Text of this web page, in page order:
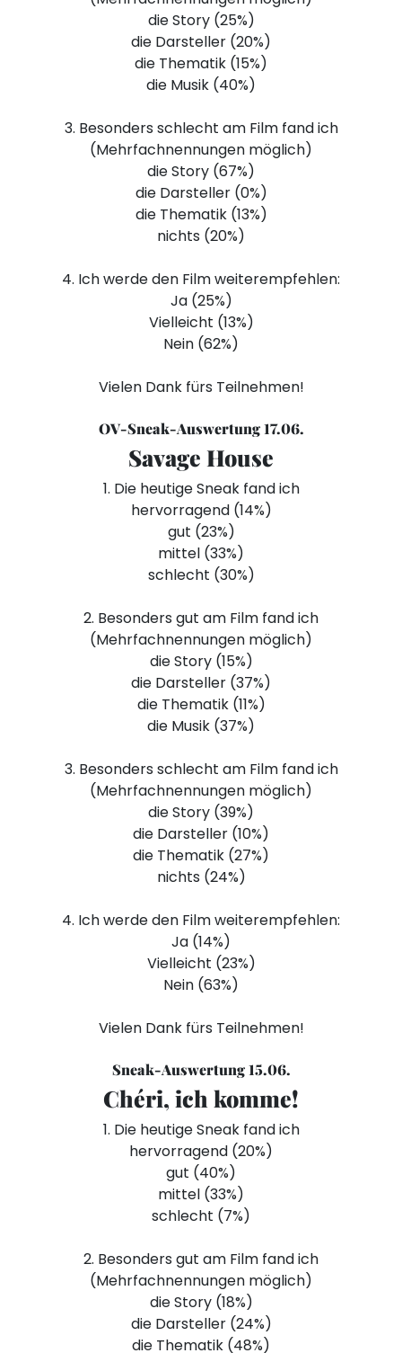
die Story (25%)
die Darsteller (20%)
die Thematik (15%)
die Musik (40%)
3. Besonders schlecht am Film fand ich
(Mehrfachnennungen möglich)
die Story (67%)
die Darsteller (0%)
die Thematik (13%)
nichts (20%)
4. Ich werde den Film weiterempfehlen:
Ja (25%)
Vielleicht (13%)
Nein (62%)
Vielen Dank fürs Teilnehmen!
OV-Sneak-Auswertung 17.06.
Savage House
1. Die heutige Sneak fand ich
hervorragend (14%)
gut (23%)
mittel (33%)
schlecht (30%)
2. Besonders gut am Film fand ich
(Mehrfachnennungen möglich)
die Story (15%)
die Darsteller (37%)
die Thematik (11%)
die Musik (37%)
3. Besonders schlecht am Film fand ich
(Mehrfachnennungen möglich)
die Story (39%)
die Darsteller (10%)
die Thematik (27%)
nichts (24%)
4. Ich werde den Film weiterempfehlen:
Ja (14%)
Vielleicht (23%)
Nein (63%)
Vielen Dank fürs Teilnehmen!
Sneak-Auswertung 15.06.
Chéri, ich komme!
1. Die heutige Sneak fand ich
hervorragend (20%)
gut (40%)
mittel (33%)
schlecht (7%)
2. Besonders gut am Film fand ich
(Mehrfachnennungen möglich)
die Story (18%)
die Darsteller (24%)
die Thematik (48%)